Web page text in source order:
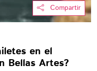
Compartir
en el
Bellas Artes?